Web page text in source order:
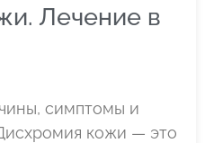
Лечение в
симптомы и
кожи — это